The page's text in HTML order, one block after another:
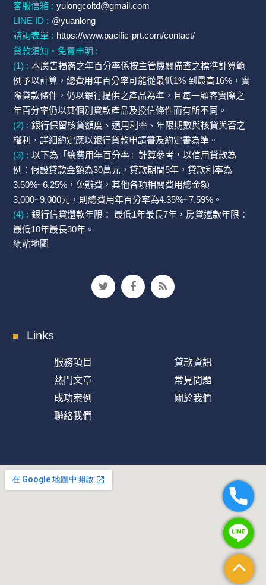
客服信箱 : yulongcoltd@gmail.com
LINE ID : @yuanlong
諮詢表單 : https://www.pacific-prt.com/contact/
貸款須知・免責申明 :
(1) : 本廣告揭露之年百分率係按主管機關備查之標準計算範
例予以計算，總費用年百分率可能從最低1% 到最高16%，實
際貸款條件，仍以銀行提供之產品為準，且每一顧客實際之
年百分率仍以其個別貸款產品及授信條件而有所不同。
(2) : 銀行保留核貸額度、適用利率、年限期數與核貸與否之
權利，詳細約定應以銀行貸款申請書及約定書為準。
(3) : 以下為「總費用年百分率」計算參考，以信用貸款為
例：假設貸款金額為30萬元，貸款期間5年，貸款利率為
3.50%~6.25%，免辦費，其他各項相關費用總金額
3,000~9,000元，則總費用年百分率為4.35%~7.59%。
(4) : 銀行信貸還款年限： 最低1年最長7年，房貸還款年限：
最低10年最長30年。
網站地圖
Links
服務項目
貸款資訊
熱門文章
常見問題
成功案例
關於我們
聯絡我們